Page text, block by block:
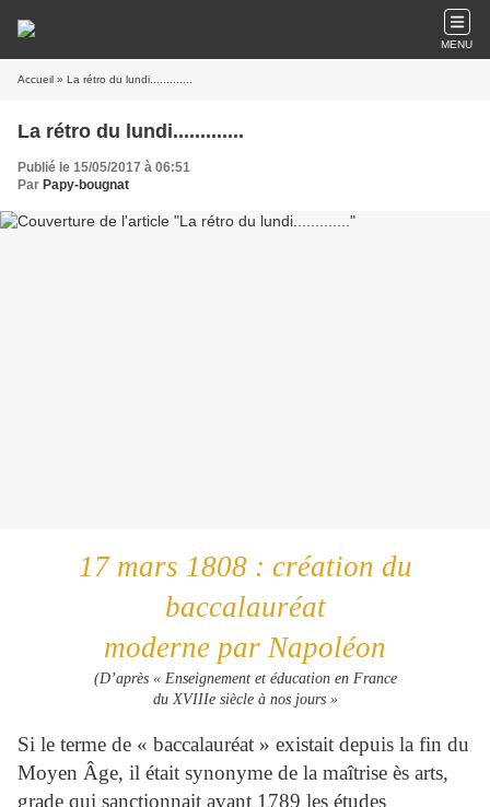
MENU
Accueil » La rétro du lundi.............
La rétro du lundi.............
Publié le 15/05/2017 à 06:51
Par Papy-bougnat
17 mars 1808 : création du
baccalauréat
moderne par Napoléon
(D’après « Enseignement et éducation en France
du XVIIIe siècle à nos jours »
Si le terme de « baccalauréat » existait depuis la fin du
Moyen Âge, il était synonyme de la maîtrise ès arts,
grade qui sanctionnait avant 1789 les études